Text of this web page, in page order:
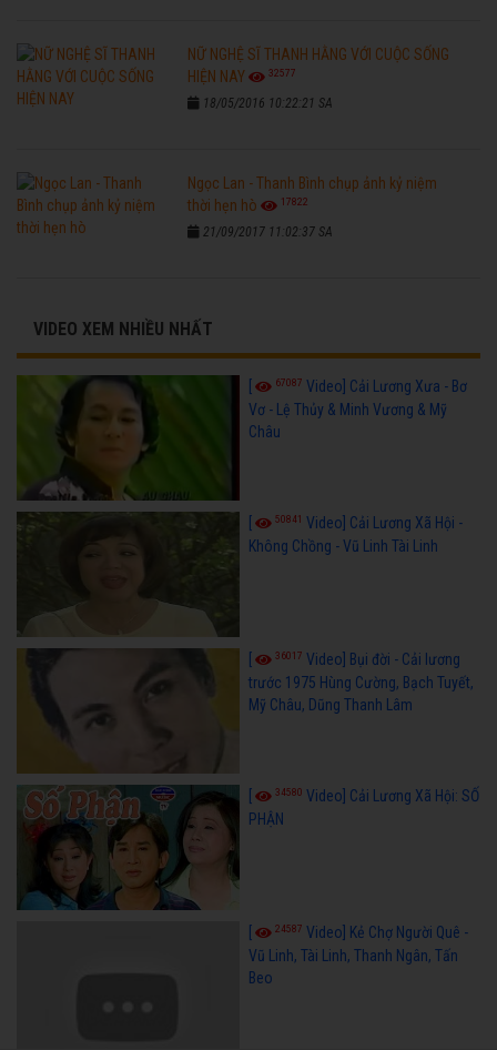
NỮ NGHỆ SĨ THANH HẰNG VỚI CUỘC SỐNG
HIỆN NAY
32577
18/05/2016 10:22:21 SA
Ngọc Lan - Thanh Bình chụp ảnh kỷ niệm
thời hẹn hò
17822
21/09/2017 11:02:37 SA
VIDEO XEM NHIỀU NHẤT
67087 Video] Cải Lương Xưa - Bơ
Vơ - Lệ Thủy & Minh Vương & Mỹ
Châu
50841 Video] Cải Lương Xã Hội -
Không Chồng - Vũ Linh Tài Linh
36017 Video] Bụi đời - Cải lương
trước 1975 Hùng Cường, Bạch Tuyết,
Mỹ Châu, Dũng Thanh Lâm
34580 Video] Cải Lương Xã Hội: SỐ
PHẬN
24587 Video] Kẻ Chợ Người Quê -
Vũ Linh, Tài Linh, Thanh Ngân, Tấn
Beo